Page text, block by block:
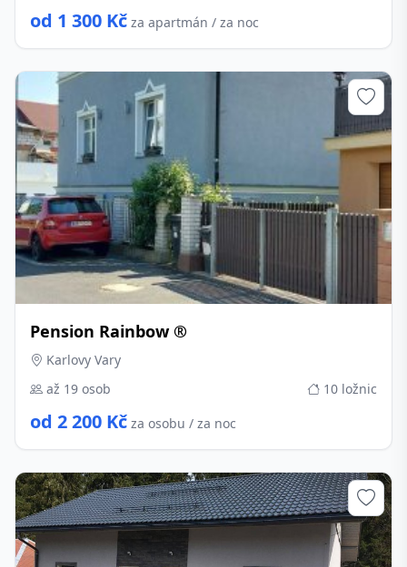
od 1 300 Kč za apartmán / za noc
Pension Rainbow ®
Karlovy Vary
až 19 osob
10 ložnic
od 2 200 Kč za osobu / za noc